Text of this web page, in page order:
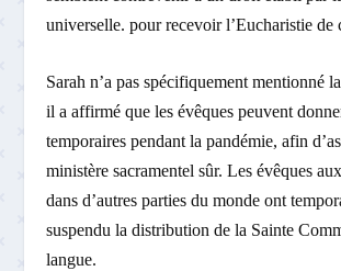
universelle. pour recevoir l’Eucharistie de
Sarah n’a pas spécifiquement mentionné
il a affirmé que les évêques peuvent
temporaires pendant la pandémie, afin
ministère sacramentel sûr. Les évêques
dans d’autres parties du monde ont
suspendu la distribution de la Sainte
langue.